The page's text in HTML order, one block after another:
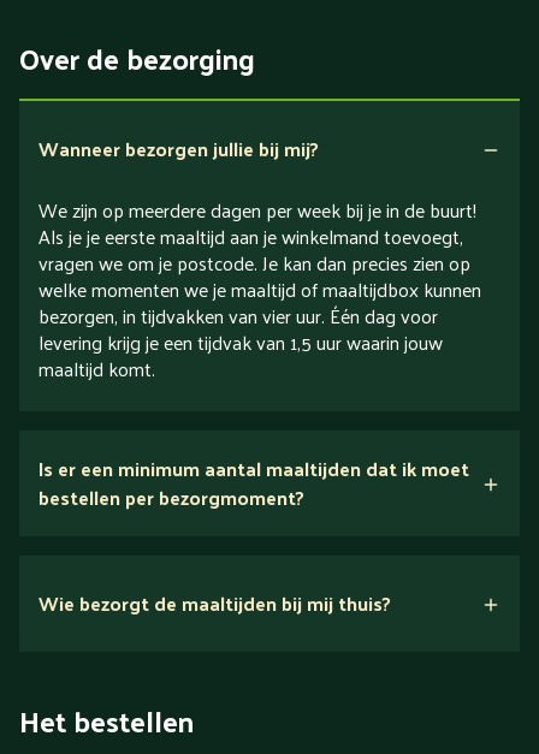
Verlaagd in koolhydraten
Verlaagd in zout
Over de bezorging
Wanneer bezorgen jullie bij mij?
We zijn op meerdere dagen per week bij je in de buurt!
Als je je eerste maaltijd aan je winkelmand toevoegt,
vragen we om je postcode. Je kan dan precies zien op
welke momenten we je maaltijd of maaltijdbox kunnen
bezorgen, in tijdvakken van vier uur. Één dag voor
levering krijg je een tijdvak van 1,5 uur waarin jouw
maaltijd komt.
Is er een minimum aantal maaltijden dat ik moet
bestellen per bezorgmoment?
Wie bezorgt de maaltijden bij mij thuis?
Het bestellen